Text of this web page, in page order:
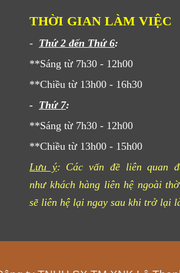
THỜI GIAN LÀM VIỆC
- Thứ 2 đến Thứ 6:
**Sáng từ 7h30 - 12h00
**Chiều từ 13h00 - 16h30
- Thứ 7:
**Sáng từ 7h30 - 12h00
**Chiều từ 13h00 - 15h00
Lưu ý: Các vấn đề liên quan
như khách hàng liên hệ ngoài
sẽ liên hệ lại ngay sau khi trở lại